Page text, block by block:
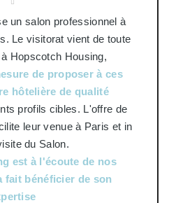
un salon professionnel à
Le visitorat vient de toute
Hopscotch Housing,
de proposer à ces
hôtelière de qualité
profils cibles. L'offre de
leur venue à Paris et in
du Salon.
est à l'écoute de nos
fait bénéficier de son